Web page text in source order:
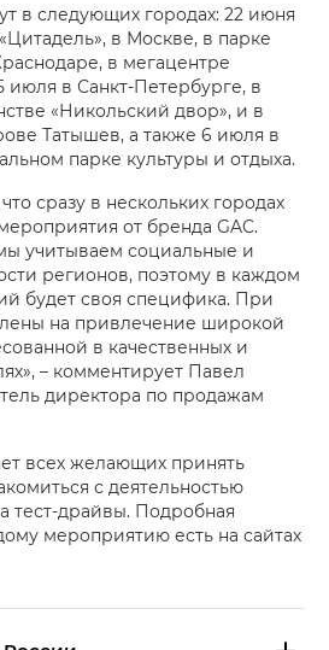
в следующих городах: 22 июня
в Москве, в парке
в мегацентре
июля в Санкт-Петербурге, в
«Никольский двор», и в
Татышев, а также 6 июля в
парке культуры и отдыха.
сразу в нескольких городах
от бренда GAC.
учитываем социальные и
регионов, поэтому в каждом
будет своя специфика. При
на привлечение широкой
в качественных и
– комментирует Павел
директора по продажам
всех желающих принять
с деятельностью
тест-драйвы. Подробная
мероприятию есть на сайтах